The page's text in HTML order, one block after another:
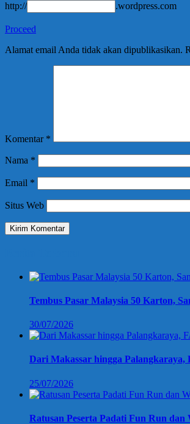
http:// .wordpress.com
Proceed
Alamat email Anda tidak akan dipublikasikan.
Komentar *
Nama *
Email *
Situs Web
Tembus Pasar Malaysia 50 Karton,
30/07/2026
Dari Makassar hingga
25/07/2026
Ratusan Peserta Padati Fun Run